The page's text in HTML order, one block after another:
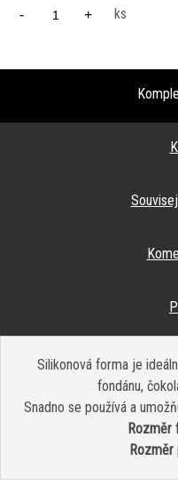
- + ks
Silikonová forma je
fondánu,
Snadno se používá a
Rozměr
Rozměr